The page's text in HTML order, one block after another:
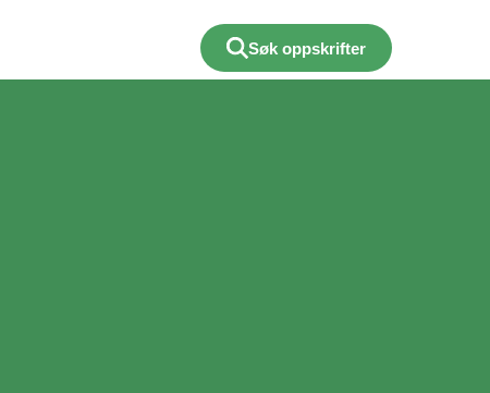
Søk oppskrifter